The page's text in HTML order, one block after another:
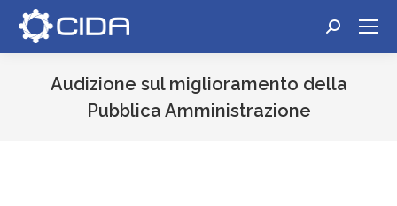
Cerca:
Audizione sul miglioramento della
Pubblica Amministrazione